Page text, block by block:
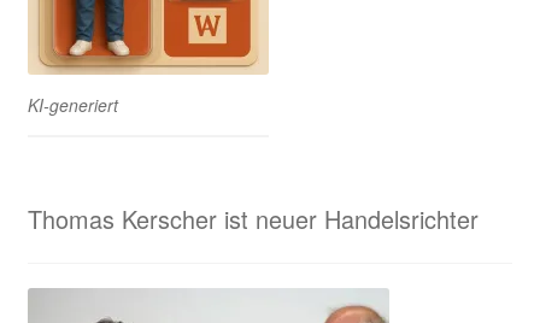
KI-generiert
Thomas Kerscher ist neuer Handelsrichter